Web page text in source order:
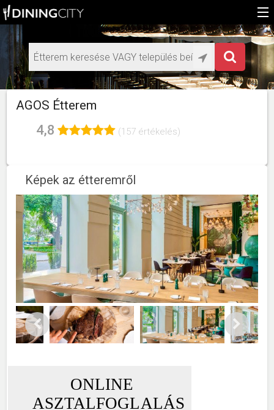
Főoldal
Médiaajánlat éttermeknek
HU
AGOS Étterem
4,8 (157 értékelés)
Képek az étteremről